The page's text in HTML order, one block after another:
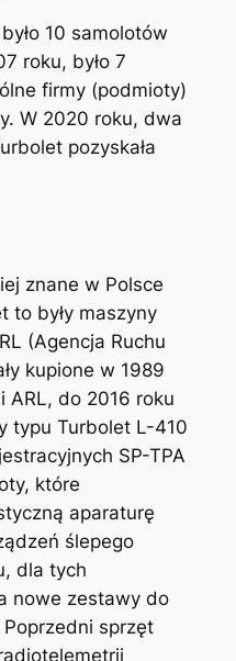
10 samolotów
roku, było 7
firmy (podmioty)
W 2020 roku, dwa
pozyskała
znane w Polsce
to były maszyny
(Agencja Ruchu
kupione w 1989
ARL, do 2016 roku
typu Turbolet L-410
SP-TPA
które
aparaturę
ślepego
dla tych
nowe zestawy do
sprzęt